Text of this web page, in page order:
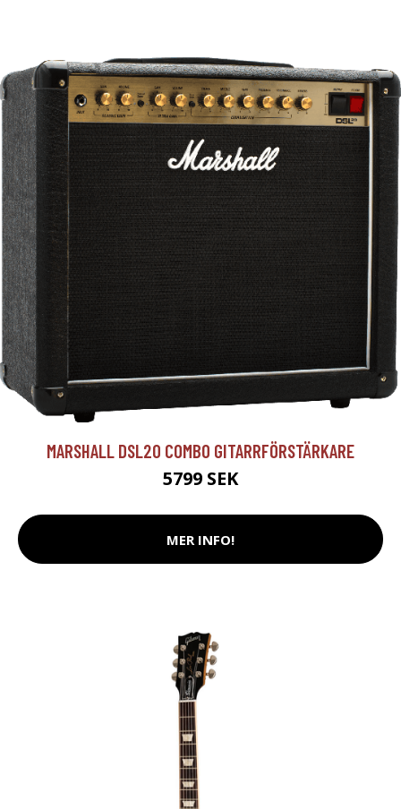
MARSHALL DSL20 COMBO GITARRFÖRSTÄRKARE
5799 SEK
MER INFO!